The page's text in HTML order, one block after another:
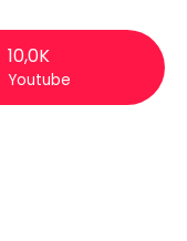
10,0K
Youtube